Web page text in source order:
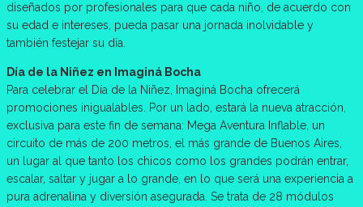
diseñados por profesionales para que cada niño, de acuerdo con
su edad e intereses, pueda pasar una jornada inolvidable y
también festejar su día.
Día de la Niñez en Imaginá Bocha
Para celebrar el Día de la Niñez, Imaginá Bocha ofrecerá
promociones inigualables. Por un lado, estará la nueva atracción,
exclusiva para este fin de semana: Mega Aventura Inflable, un
circuito de más de 200 metros, el más grande de Buenos Aires,
un lugar al que tanto los chicos como los grandes podrán entrar,
escalar, saltar y jugar a lo grande, en lo que será una experiencia a
pura adrenalina y diversión asegurada. Se trata de 28 módulos